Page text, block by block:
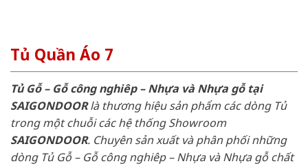
Tủ Quần Áo 7
Tủ Gỗ – Gỗ công nghiêp – Nhựa và Nhựa gỗ tại
SAIGONDOORlà thương hiệu sản phẩm các dòng Tủ
trong một chuỗi các hệ thống Showroom
SAIGONDOOR. Chuyên sản xuất và phân phối những
dòng Tủ Gỗ – Gỗ công nghiêp – Nhựa và Nhựa gỗ chất